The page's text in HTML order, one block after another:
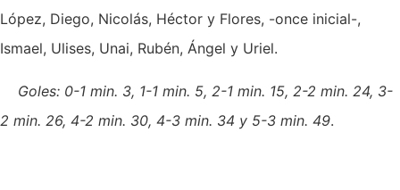
López, Diego, Nicolás, Héctor y Flores, -once inicial-,
Ismael, Ulises, Unai, Rubén, Ángel y Uriel.
Goles: 0-1 min. 3, 1-1 min. 5, 2-1 min. 15, 2-2 min. 24, 3-
2 min. 26, 4-2 min. 30, 4-3 min. 34 y 5-3 min. 49.